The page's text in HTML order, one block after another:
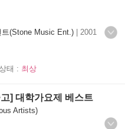
(Stone Music Ent.) | 2001
태 : 최상
] 대학가요제 베스트
Artists)